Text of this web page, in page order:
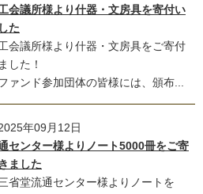
会議所様より什器・文房具を寄付い
た
会議所様より什器・文房具をご寄付
した！
ァンド参加団体の皆様には、頒布...
年09月12日
センター様よりノート5000冊をご寄
ました
省堂流通センター様よりノートを